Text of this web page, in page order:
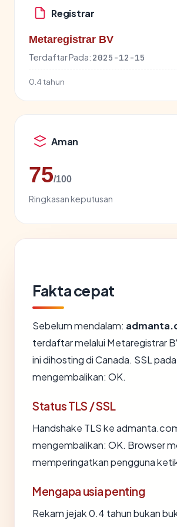
Registrar
Metaregistrar BV
Terdaftar Pada: 2025-12-15
0.4 tahun
Aman
75/100
Ringkasan keputusan
Fakta cepat
Sebelum mendalam:
terdaftar melalui Metaregistrar
ini dihosting di Canada. SSL
mengembalikan: OK.
Status TLS / SSL
Handshake TLS ke
mengembalikan: OK. Browser
memperingatkan pengguna
Mengapa usia penting
Rekam jejak 0.4 tahun bukan